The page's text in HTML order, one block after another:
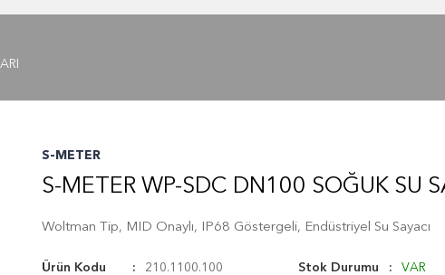
S-METER
S-METER WP-SDC DN100 SOĞUK SU
Woltman Tip, MID Onaylı, IP68 Göstergeli, Endüstriyel Su Sayacı
Ürün Kodu 210.1100.100 Stok Durumu VAR